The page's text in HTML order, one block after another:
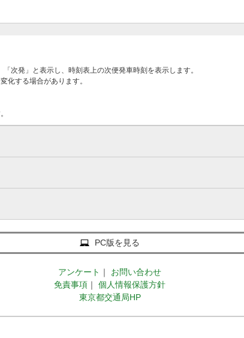
次発」と表示し、時刻表上の次便発車時刻を表示します。
化する場合があります。
PC版を見る
アンケート ｜
お問い合わせ
免責事項 ｜
個人情報保護方針
東京都交通局HP